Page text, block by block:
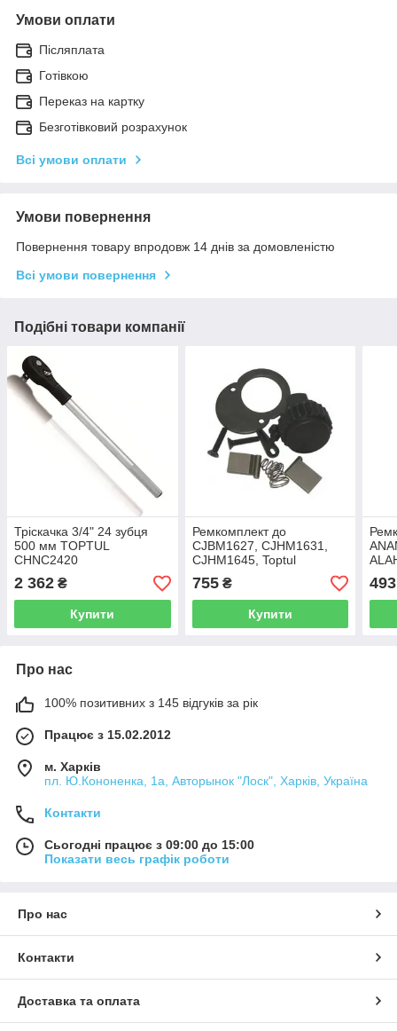
Умови оплати
Післяплата
Готівкою
Переказ на картку
Безготівковий розрахунок
Всі умови оплати
Умови повернення
Повернення товару впродовж 14 днів за домовленістю
Всі умови повернення
Подібні товари компанії
Тріскачка 3/4" 24 зубця
500 мм TOPTUL
CHNC2420
2 362 ₴
Купити
Ремкомплект до
CJBM1627, CJHM1631,
CJHM1645, Toptul
CLBC1616
755₴
Купити
493
Про нас
100% позитивних з 145 відгуків за рік
Працює з 15.02.2012
м. Харків
пл. Ю.Кононенка, 1а, Авторынок "Лоск", Харків, Україна
Контакти
Сьогодні працює з 09:00 до 15:00
Показати весь графік роботи
Про нас
Контакти
Доставка та оплата